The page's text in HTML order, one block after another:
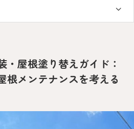
・屋根塗り替えガイド：
根メンテナンスを考える